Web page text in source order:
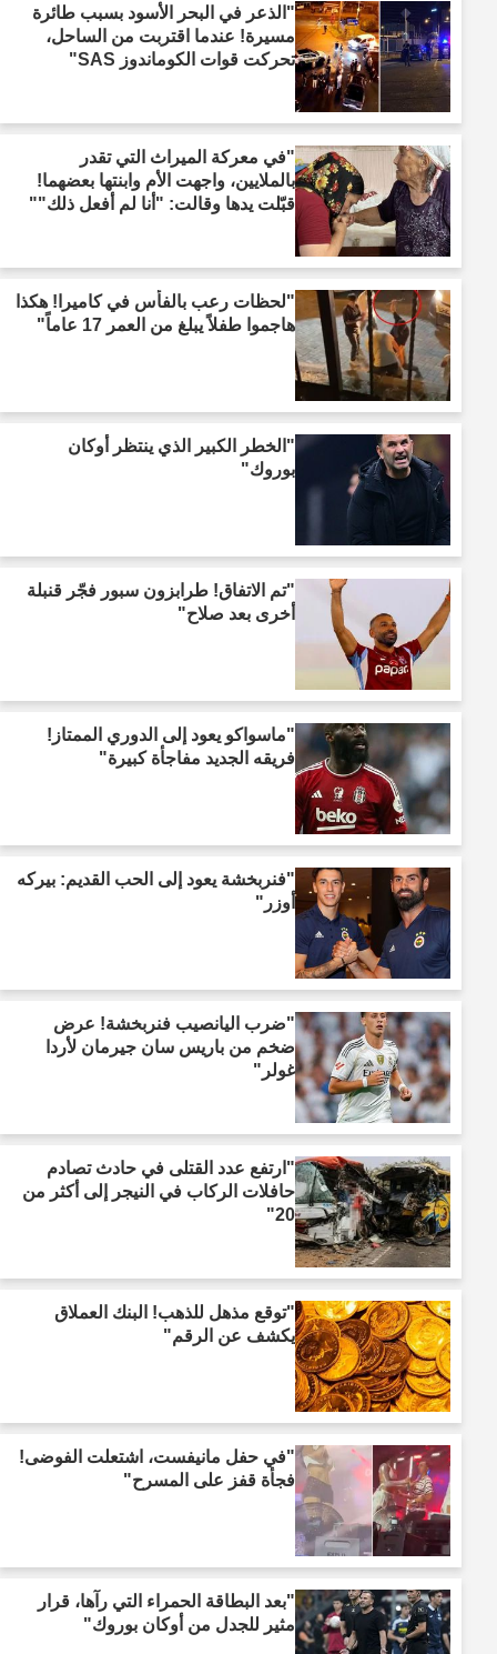
"الذعر في البحر الأسود بسبب طائرة
مسيرة! عندما اقتربت من الساحل،
تحركت قوات الكوماندوز SAS"
"في معركة الميراث التي تقدر
بالملايين، واجهت الأم وابنتها بعضهما!
قبّلت يدها وقالت: "أنا لم أفعل ذلك""
"لحظات رعب بالفأس في كاميرا! هكذا
هاجموا طفلاً يبلغ من العمر 17 عاماً"
"الخطر الكبير الذي ينتظر أوكان
بوروك"
"تم الاتفاق! طرابزون سبور فجّر قنبلة
أخرى بعد صلاح"
"ماسواكو يعود إلى الدوري الممتاز!
فريقه الجديد مفاجأة كبيرة"
"فنربخشة يعود إلى الحب القديم: بيركه
أوزر"
"ضرب اليانصيب فنربخشة! عرض
ضخم من باريس سان جيرمان لأردا
غولر"
"ارتفع عدد القتلى في حادث تصادم
حافلات الركاب في النيجر إلى أكثر من
20"
"توقع مذهل للذهب! البنك العملاق
يكشف عن الرقم"
"في حفل مانيفست، اشتعلت الفوضى!
فجأة قفز على المسرح"
"بعد البطاقة الحمراء التي رآها، قرار
مثير للجدل من أوكان بوروك"